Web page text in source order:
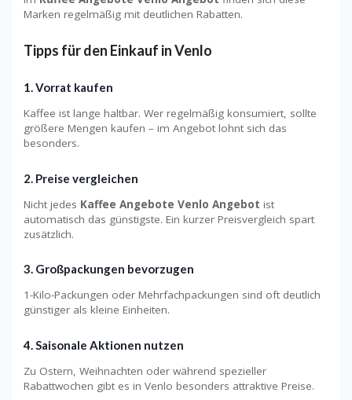
Marken regelmäßig mit deutlichen Rabatten.
Tipps für den Einkauf in Venlo
1. Vorrat kaufen
Kaffee ist lange haltbar. Wer regelmäßig konsumiert, sollte
größere Mengen kaufen – im Angebot lohnt sich das
besonders.
2. Preise vergleichen
Nicht jedes Kaffee Angebote Venlo Angebot ist
automatisch das günstigste. Ein kurzer Preisvergleich spart
zusätzlich.
3. Großpackungen bevorzugen
1-Kilo-Packungen oder Mehrfachpackungen sind oft deutlich
günstiger als kleine Einheiten.
4. Saisonale Aktionen nutzen
Zu Ostern, Weihnachten oder während spezieller
Rabattwochen gibt es in Venlo besonders attraktive Preise.